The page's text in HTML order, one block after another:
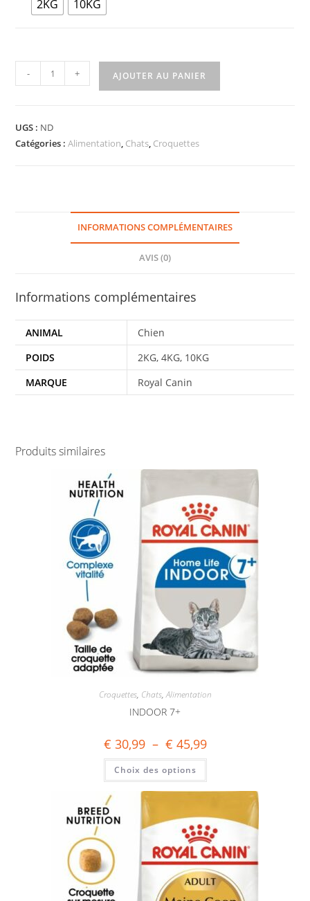
2KG 10KG
- + AJOUTER AU PANIER
UGS : ND
Catégories :Alimentation, Chats, Croquettes
INFORMATIONS COMPLÉMENTAIRES
AVIS (0)
Informations complémentaires
ANIMAL
Chien
POIDS
2KG, 4KG, 10KG
MARQUE
Royal Canin
Produits similaires
Croquettes, Chats,Alimentation
INDOOR 7+
€ 30,99 – € 45,99
Choix des options